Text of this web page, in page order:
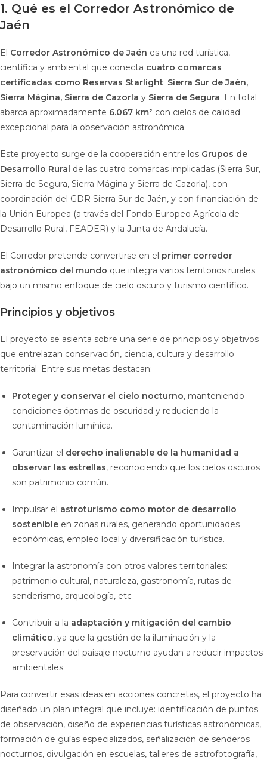
1. Qué es el Corredor Astronómico de
Jaén
El Corredor Astronómico de Jaén es una red turística,
científica y ambiental que conecta cuatro comarcas
certificadas como Reservas Starlight: Sierra Sur de Jaén,
Sierra Mágina, Sierra de Cazorla y Sierra de Segura. En total
abarca aproximadamente 6.067 km² con cielos de calidad
excepcional para la observación astronómica.
Este proyecto surge de la cooperación entre los Grupos de
Desarrollo Rural de las cuatro comarcas implicadas (Sierra Sur,
Sierra de Segura, Sierra Mágina y Sierra de Cazorla), con
coordinación del GDR Sierra Sur de Jaén, y con financiación de
la Unión Europea (a través del Fondo Europeo Agrícola de
Desarrollo Rural, FEADER) y la Junta de Andalucía.
El Corredor pretende convertirse en el primer corredor
astronómico del mundo que integra varios territorios rurales
bajo un mismo enfoque de cielo oscuro y turismo científico.
Principios y objetivos
El proyecto se asienta sobre una serie de principios y objetivos
que entrelazan conservación, ciencia, cultura y desarrollo
territorial. Entre sus metas destacan:
Proteger y conservar el cielo nocturno, manteniendo
condiciones óptimas de oscuridad y reduciendo la
contaminación lumínica.
Garantizar el derecho inalienable de la humanidad a
observar las estrellas, reconociendo que los cielos oscuros
son patrimonio común.
Impulsar el astroturismo como motor de desarrollo
sostenible en zonas rurales, generando oportunidades
económicas, empleo local y diversificación turística.
Integrar la astronomía con otros valores territoriales:
patrimonio cultural, naturaleza, gastronomía, rutas de
senderismo, arqueología, etc
Contribuir a la adaptación y mitigación del cambio
climático, ya que la gestión de la iluminación y la
preservación del paisaje nocturno ayudan a reducir impactos
ambientales.
Para convertir esas ideas en acciones concretas, el proyecto ha
diseñado un plan integral que incluye: identificación de puntos
de observación, diseño de experiencias turísticas astronómicas,
formación de guías especializados, señalización de senderos
nocturnos, divulgación en escuelas, talleres de astrofotografía,